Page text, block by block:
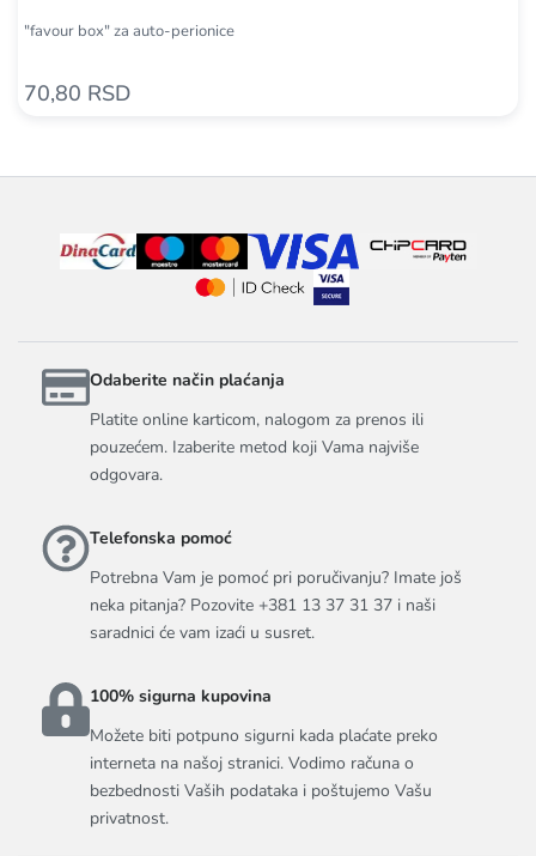
"favour box" za auto-perionice
70,80 RSD
Odaberite način plaćanja
Platite online karticom, nalogom za prenos ili
pouzećem. Izaberite metod koji Vama najviše
odgovara.
Telefonska pomoć
Potrebna Vam je pomoć pri poručivanju? Imate još
neka pitanja? Pozovite +381 13 37 31 37 i naši
saradnici će vam izaći u susret.
100% sigurna kupovina
Možete biti potpuno sigurni kada plaćate preko
interneta na našoj stranici. Vodimo računa o
bezbednosti Vaših podataka i poštujemo Vašu
privatnost.